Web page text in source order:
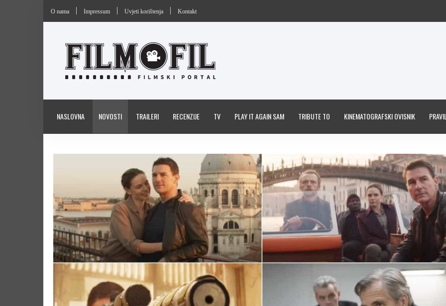
O nama Impressum Uvjeti korištenja Kontakt
NASLOVNA NOVOSTI TRAILERI RECENZIJE TV PLAY IT AGAIN SAM TRIBUTE TO KINEMATOGRAFSKI OVISNIK